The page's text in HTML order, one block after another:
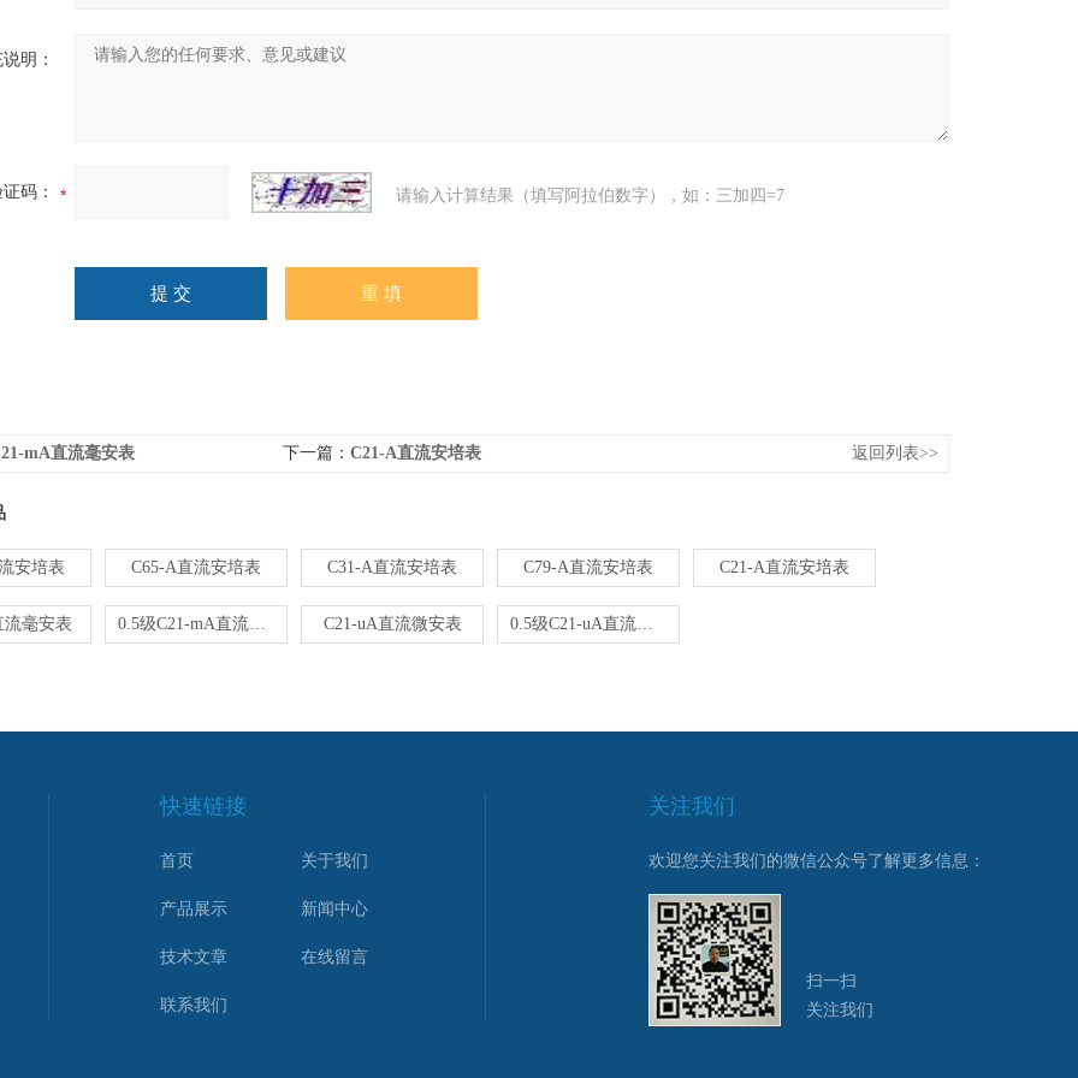
明：
码： 请输入计算结果（填写阿拉伯数字），如：三加四=7
mA直流毫安表 下一篇： C21-A直流安培表 返回列表>>
安培表 C65-A直流安培表 C31-A直流安培表 C79-A直流安培表 C21-A直流安培表
流毫安表 0.5级C21-mA直流毫安表 C21-uA直流微安表 0.5级C21-uA直流微安表
快速链接
首页 关于我们
产品展示 新闻中心
技术文章 在线留言
联系我们
关注我们
欢迎您关注我们的微信公众号了解更多信息：
扫一扫
关注我们